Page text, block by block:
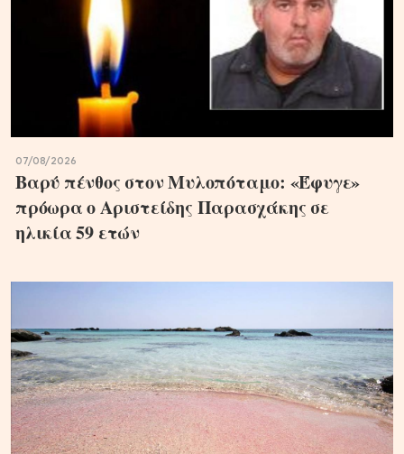
07/08/2026
Βαρύ πένθος στον Μυλοπόταμο: «Έφυγε»
πρόωρα ο Αριστείδης Παρασχάκης σε
ηλικία 59 ετών